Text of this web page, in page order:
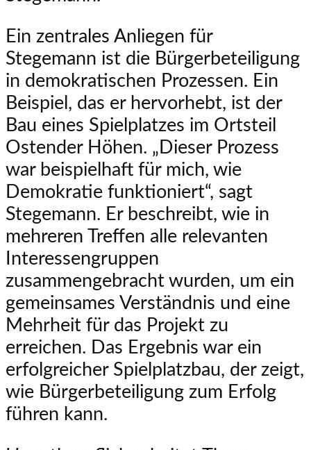
Ein zentrales Anliegen für
Stegemann ist die Bürgerbeteiligung
in demokratischen Prozessen. Ein
Beispiel, das er hervorhebt, ist der
Bau eines Spielplatzes im Ortsteil
Ostender Höhen. „Dieser Prozess
war beispielhaft für mich, wie
Demokratie funktioniert“, sagt
Stegemann. Er beschreibt, wie in
mehreren Treffen alle relevanten
Interessengruppen
zusammengebracht wurden, um ein
gemeinsames Verständnis und eine
Mehrheit für das Projekt zu
erreichen. Das Ergebnis war ein
erfolgreicher Spielplatzbau, der zeigt,
wie Bürgerbeteiligung zum Erfolg
führen kann.